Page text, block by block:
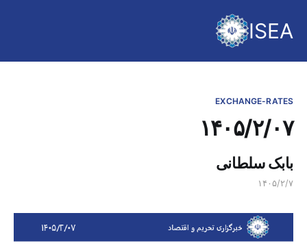
ISEA
EXCHANGE-RATES
۱۴۰۵/۲/۰۷
بابک سلطانی
۱۴۰۵/۲/۷